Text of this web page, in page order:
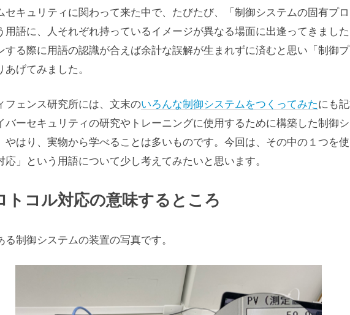
セキュリティに関わって来た中で、たびたび、「制御システムの固有プ
用語に、人それぞれ持っているイメージが異なる場面に出逢ってきまし
する際に用語の認識が合えば余計な誤解が生まれずに済むと思い「制御
げてみました。
フェンス研究所には、文末のいろんな制御システムをつくってみたにも
バーセキュリティの研究やトレーニングに使用するために構築した制御
やはり、実物から学べることは多いものです。今回は、その中の１つを
応」という用語について少し考えてみたいと思います。
トコル対応の意味するところ
る制御システムの装置の写真です。